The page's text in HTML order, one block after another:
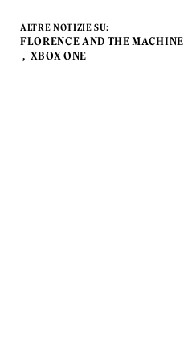
ALTRE NOTIZIE SU:
FLORENCE AND THE MACHINE
XBOX ONE